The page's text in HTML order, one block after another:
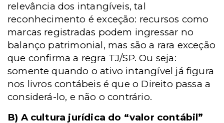
relevância dos intangíveis, tal
reconhecimento é exceção: recursos como
marcas registradas podem ingressar no
balanço patrimonial, mas são a rara exceção
que confirma a regra TJ/SP. Ou seja:
somente quando o ativo intangível já figura
nos livros contábeis é que o Direito passa a
considerá-lo, e não o contrário.
B) A cultura jurídica do “valor contábil”